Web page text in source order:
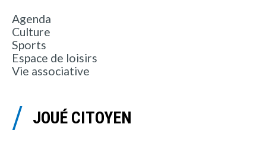
Agenda
Culture
Sports
Espace de loisirs
Vie associative
JOUÉ CITOYEN